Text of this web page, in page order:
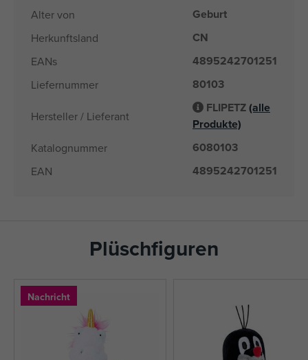
Alter von Geburt
Herkunftsland CN
EANs 4895242701251
Liefernummer 80103
Hersteller / Lieferant
FLIPETZ(alle
Produkte)
Katalognummer 6080103
EAN 4895242701251
Plüschfiguren
Nachricht